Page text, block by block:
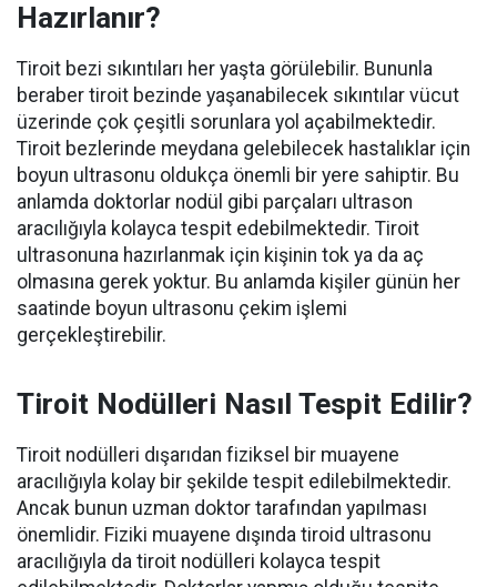
Hazırlanır?
Tiroit bezi sıkıntıları her yaşta görülebilir. Bununla
beraber tiroit bezinde yaşanabilecek sıkıntılar vücut
üzerinde çok çeşitli sorunlara yol açabilmektedir.
Tiroit bezlerinde meydana gelebilecek hastalıklar için
boyun ultrasonu oldukça önemli bir yere sahiptir. Bu
anlamda doktorlar nodül gibi parçaları ultrason
aracılığıyla kolayca tespit edebilmektedir. Tiroit
ultrasonuna hazırlanmak için kişinin tok ya da aç
olmasına gerek yoktur. Bu anlamda kişiler günün her
saatinde boyun ultrasonu çekim işlemi
gerçekleştirebilir.
Tiroit Nodülleri Nasıl Tespit Edilir?
Tiroit nodülleri dışarıdan fiziksel bir muayene
aracılığıyla kolay bir şekilde tespit edilebilmektedir.
Ancak bunun uzman doktor tarafından yapılması
önemlidir. Fiziki muayene dışında tiroid ultrasonu
aracılığıyla da tiroit nodülleri kolayca tespit